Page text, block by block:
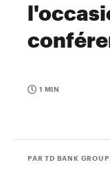
1 MIN
PAR TD BANK GROUP